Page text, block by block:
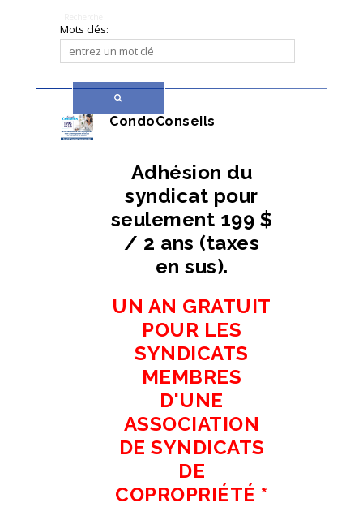
Mots clés:
CondoConseils
Adhésion du
syndicat pour
seulement 199 $
/ 2 ans (taxes
en sus).
UN AN GRATUIT
POUR LES
SYNDICATS
MEMBRES
D'UNE
ASSOCIATION
DE SYNDICATS
DE
COPROPRIÉTÉ *